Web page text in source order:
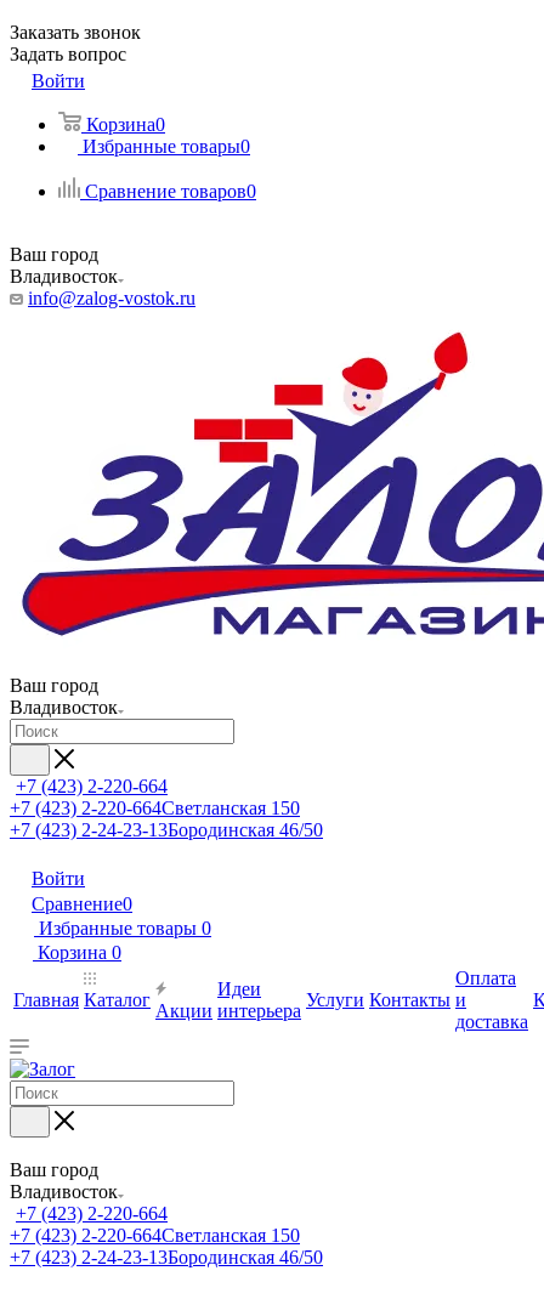
Заказать звонок
Задать вопрос
Войти
Корзина0
Избранные товары0
Сравнение товаров0
Ваш город
Владивосток
info@zalog-vostok.ru
Ваш город
Владивосток
+7 (423) 2-220-664
+7 (423) 2-220-664Светланская 150
+7 (423) 2-24-23-13Бородинская 46/50
Войти
Сравнение0
Избранные товары 0
Корзина 0
Главная Каталог
Акции
Идеи
интерьера
Услуги Контакты
Оплата
и
доставка
Ваш город
Владивосток
+7 (423) 2-220-664
+7 (423) 2-220-664Светланская 150
+7 (423) 2-24-23-13Бородинская 46/50